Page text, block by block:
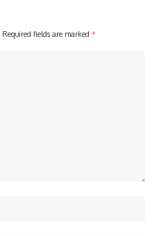
Required fields are marked *